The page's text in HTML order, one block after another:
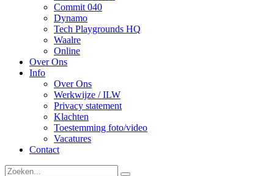
Commit 040
Dynamo
Tech Playgrounds HQ
Waalre
Online
Over Ons
Info
Over Ons
Werkwijze / ILW
Privacy statement
Klachten
Toestemming foto/video
Vacatures
Contact